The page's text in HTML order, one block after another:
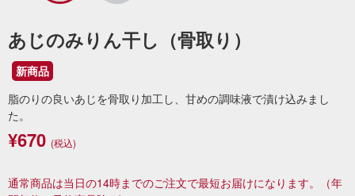
あじのみりん干し（骨取り）
新商品
脂のりの良いあじを骨取り加工し、甘めの調味液で漬け込みまし
た。
¥670 (税込)
通常商品は当日の14時までのご注文で最短お届けになります。
（年